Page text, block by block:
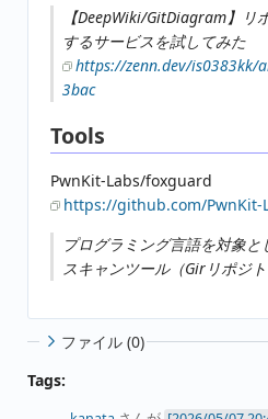
【DeepWiki/GitDiagram】リ
するサービスを試してみた
https://zenn.dev/is0383kk/
3bac
Tools
PwnKit-Labs/foxguard
https://github.com/PwnKit-
プログラミング言語を対象
スキャンツール（Girリポジト
ファイル (0)
Tags: